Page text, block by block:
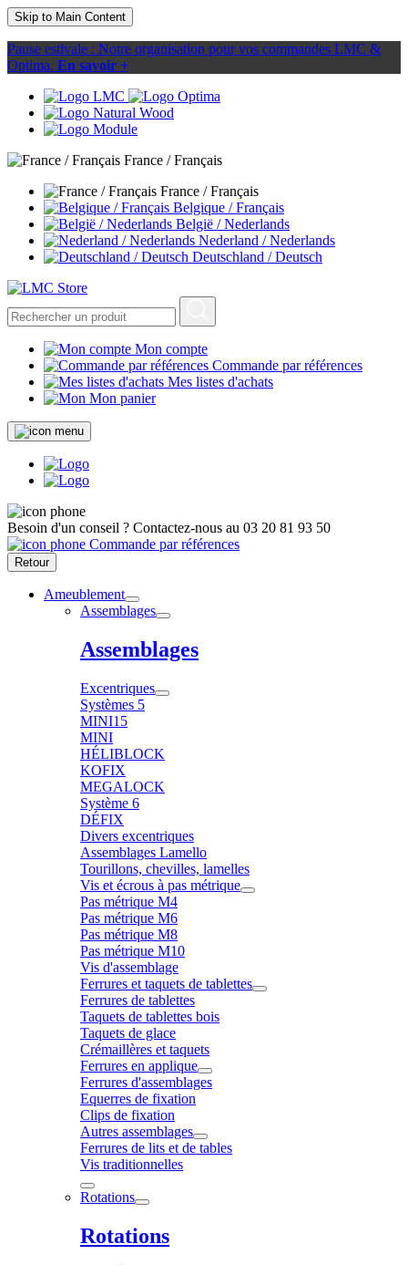
Skip to Main Content
Pause estivale : Notre organisation pour vos commandes LMC &
Optima. En savoir +
France / Français
France / Français
Belgique / Français
België / Nederlands
Nederland / Nederlands
Deutschland / Deutsch
Mon compte
Commande par références
Mes listes d'achats
Mon panier
Besoin d'un conseil ? Contactez-nous au 03 20 81 93 50
Commande par références
Retour
Ameublement
Assemblages
Assemblages
Excentriques
Systèmes 5
MINI15
MINI
HÉLIBLOCK
KOFIX
MEGALOCK
Système 6
DÉFIX
Divers excentriques
Assemblages Lamello
Tourillons, chevilles, lamelles
Vis et écrous à pas métrique
Pas métrique M4
Pas métrique M6
Pas métrique M8
Pas métrique M10
Vis d'assemblage
Ferrures et taquets de tablettes
Ferrures de tablettes
Taquets de tablettes bois
Taquets de glace
Crémaillères et taquets
Ferrures en applique
Ferrures d'assemblages
Equerres de fixation
Clips de fixation
Autres assemblages
Ferrures de lits et de tables
Vis traditionnelles
Rotations
Rotations